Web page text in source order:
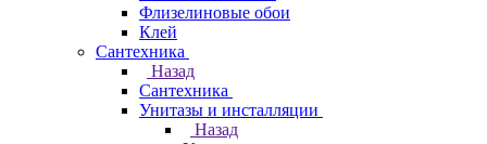
Флизелиновые обои
Клей
Сантехника
Назад
Сантехника
Унитазы и инсталляции
Назад